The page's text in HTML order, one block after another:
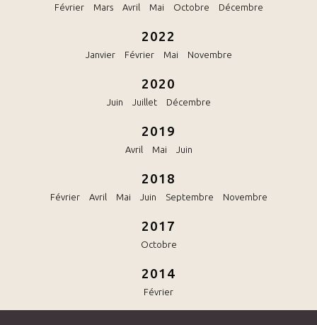
Février Mars Avril Mai Octobre Décembre
2022
Janvier Février Mai Novembre
2020
Juin Juillet Décembre
2019
Avril Mai Juin
2018
Février Avril Mai Juin Septembre Novembre
2017
Octobre
2014
Février